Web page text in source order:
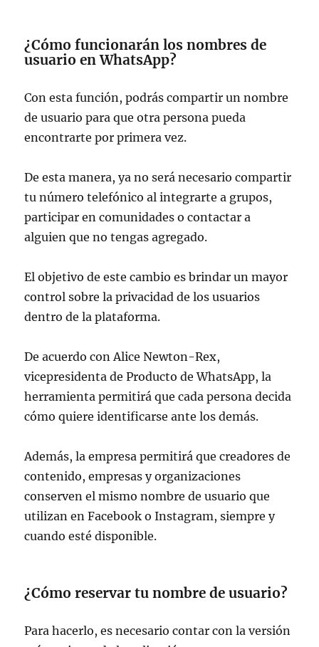
¿Cómo funcionarán los nombres de
usuario en WhatsApp?
Con esta función, podrás compartir un nombre
de usuario para que otra persona pueda
encontrarte por primera vez.
De esta manera, ya no será necesario compartir
tu número telefónico al integrarte a grupos,
participar en comunidades o contactar a
alguien que no tengas agregado.
El objetivo de este cambio es brindar un mayor
control sobre la privacidad de los usuarios
dentro de la plataforma.
De acuerdo con Alice Newton-Rex,
vicepresidenta de Producto de WhatsApp, la
herramienta permitirá que cada persona decida
cómo quiere identificarse ante los demás.
Además, la empresa permitirá que creadores de
contenido, empresas y organizaciones
conserven el mismo nombre de usuario que
utilizan en Facebook o Instagram, siempre y
cuando esté disponible.
¿Cómo reservar tu nombre de usuario?
Para hacerlo, es necesario contar con la versión